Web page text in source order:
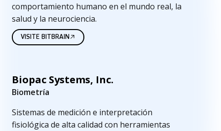
comportamiento humano en el mundo real, la
salud y la neurociencia.
VISITE BITBRAIN
Biopac Systems, Inc.
Biometría
Sistemas de medición e interpretación
fisiológica de alta calidad con herramientas